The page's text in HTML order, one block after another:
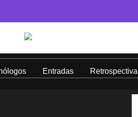
Entradas Retrospectiva